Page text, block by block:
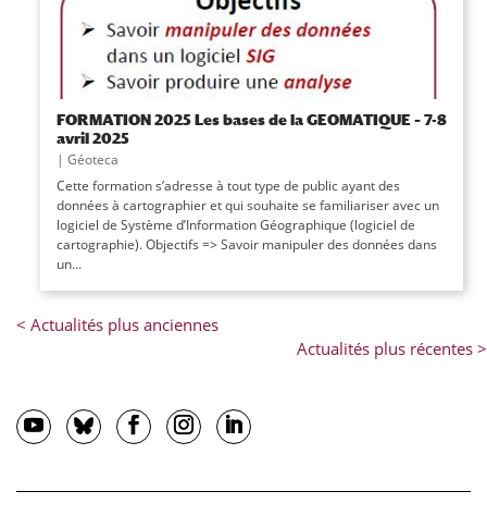
FORMATION 2025 Les bases de la GEOMATIQUE – 7-8
avril 2025
| Géoteca
Cette formation s’adresse à tout type de public ayant des
données à cartographier et qui souhaite se familiariser avec un
logiciel de Système d’Information Géographique (logiciel de
cartographie). Objectifs => Savoir manipuler des données dans
un...